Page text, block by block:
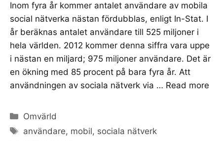
Inom fyra år kommer antalet användare av mobila
social nätverka nästan fördubblas, enligt In-Stat. I
år beräknas antalet användare till 525 miljoner i
hela världen. 2012 kommer denna siffra vara uppe
i nästan en miljard; 975 miljoner användare. Det är
en ökning med 85 procent på bara fyra år. Att
användningen av sociala nätverk via … Read more
Categories
Omvärld
Tags
användare, mobil, sociala nätverk